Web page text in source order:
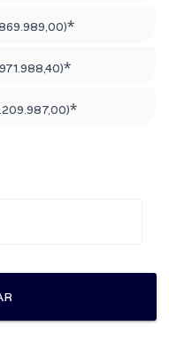
)*
)*
)*